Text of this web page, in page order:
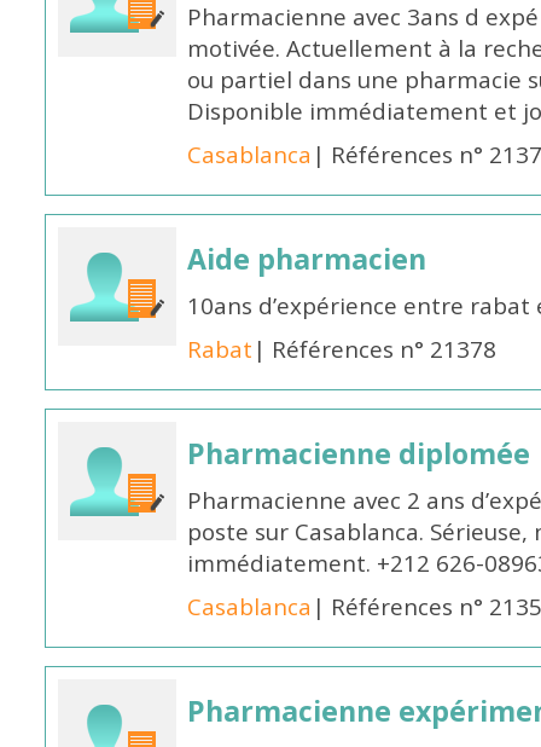
Pharmacienne avec 3ans d
motivée. Actuellement à la
ou partiel dans une pharmacie
Disponible immédiatement et
Casablanca | Références n°
Aide pharmacien
10ans d’expérience entre
Rabat | Références n° 21378
Pharmacienne diplomée
Pharmacienne avec 2 ans
poste sur Casablanca.
immédiatement. +212 626-
Casablanca | Références n°
Pharmacienne